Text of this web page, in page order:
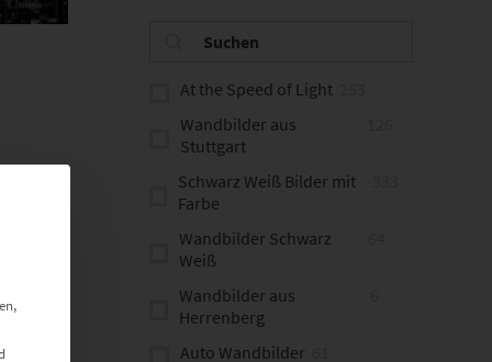
At the Speed of Light
Wandbilder aus
Stuttgart
Schwarz Weiß Bilder mit
Farbe
Wandbilder Schwarz
Weiß
Wandbilder aus
Herrenberg
Auto Wandbilder